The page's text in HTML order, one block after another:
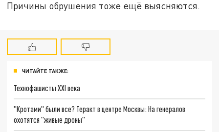
Причины обрушения тоже ещё выясняются.
ЧИТАЙТЕ ТАКЖЕ:
Технофашисты XXI века
"Кротами" были все? Теракт в центре Москвы: На генералов
охотятся "живые дроны"